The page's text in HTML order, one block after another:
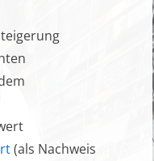
(als Nachweis